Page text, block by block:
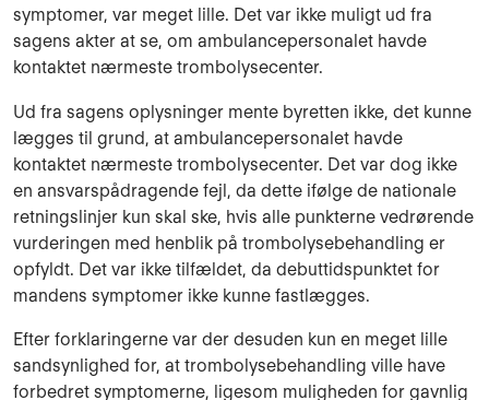
symptomer, var meget lille. Det var ikke muligt ud fra
sagens akter at se, om ambulancepersonalet havde
kontaktet nærmeste trombolysecenter.
Ud fra sagens oplysninger mente byretten ikke, det kunne
lægges til grund, at ambulancepersonalet havde
kontaktet nærmeste trombolysecenter. Det var dog ikke
en ansvarspådragende fejl, da dette ifølge de nationale
retningslinjer kun skal ske, hvis alle punkterne vedrørende
vurderingen med henblik på trombolysebehandling er
opfyldt. Det var ikke tilfældet, da debuttidspunktet for
mandens symptomer ikke kunne fastlægges.
Efter forklaringerne var der desuden kun en meget lille
sandsynlighed for, at trombolysebehandling ville have
forbedret symptomerne, ligesom muligheden for gavnlig